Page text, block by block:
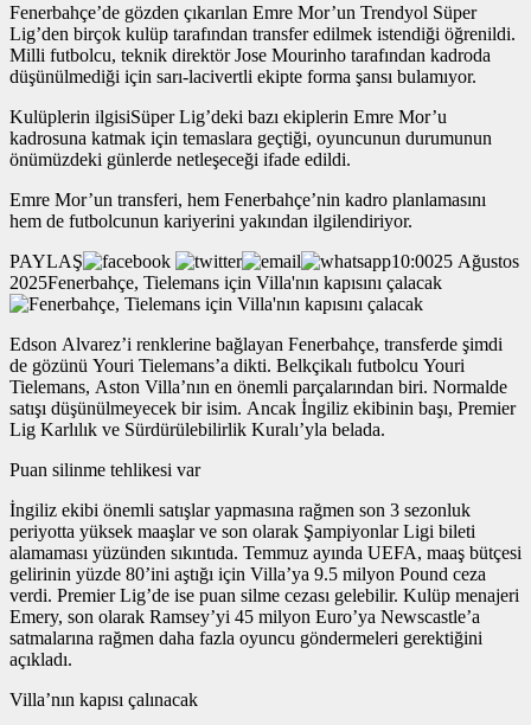
Fenerbahçe’de gözden çıkarılan Emre Mor’un Trendyol Süper
Lig’den birçok kulüp tarafından transfer edilmek istendiği öğrenildi.
Milli futbolcu, teknik direktör Jose Mourinho tarafından kadroda
düşünülmediği için sarı-lacivertli ekipte forma şansı bulamıyor.
Kulüplerin ilgisiSüper Lig’deki bazı ekiplerin Emre Mor’u
kadrosuna katmak için temaslara geçtiği, oyuncunun durumunun
önümüzdeki günlerde netleşeceği ifade edildi.
Emre Mor’un transferi, hem Fenerbahçe’nin kadro planlamasını
hem de futbolcunun kariyerini yakından ilgilendiriyor.
PAYLAŞ
10:0025 Ağustos
2025Fenerbahçe, Tielemans için Villa'nın kapısını çalacak
Edson Alvarez’i renklerine bağlayan Fenerbahçe, transferde şimdi
de gözünü Youri Tielemans’a dikti. Belkçikalı futbolcu Youri
Tielemans, Aston Villa’nın en önemli parçalarından biri. Normalde
satışı düşünülmeyecek bir isim. Ancak İngiliz ekibinin başı, Premier
Lig Karlılık ve Sürdürülebilirlik Kuralı’yla belada.
Puan silinme tehlikesi var
İngiliz ekibi önemli satışlar yapmasına rağmen son 3 sezonluk
periyotta yüksek maaşlar ve son olarak Şampiyonlar Ligi bileti
alamaması yüzünden sıkıntıda. Temmuz ayında UEFA, maaş bütçesi
gelirinin yüzde 80’ini aştığı için Villa’ya 9.5 milyon Pound ceza
verdi. Premier Lig’de ise puan silme cezası gelebilir. Kulüp menajeri
Emery, son olarak Ramsey’yi 45 milyon Euro’ya Newscastle’a
satmalarına rağmen daha fazla oyuncu göndermeleri gerektiğini
açıkladı.
Villa’nın kapısı çalınacak